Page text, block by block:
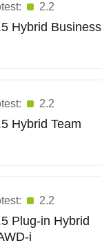
2.2
Hybrid Business
2.2
Hybrid Team
2.2
Plug-in Hybrid
i